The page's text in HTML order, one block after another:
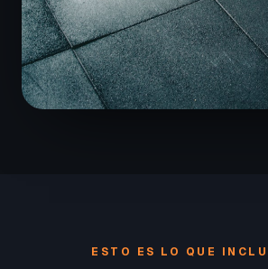
ESTO ES LO QUE